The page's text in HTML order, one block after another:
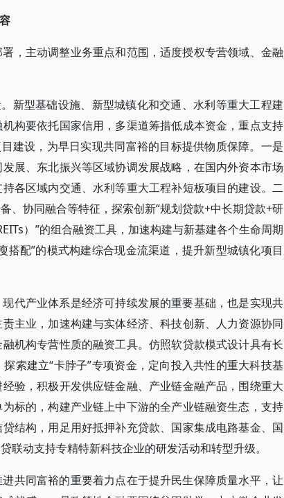
，主动调整业务重点和范围，适度授权专营领域、金融
新型基础设施、新型城镇化和交通、水利等重大工程建
构要依托国家信用，多渠道筹措低成本资金，重点支持
建设，为早日实现共同富裕的目标提供物质保障。一是
展、东北振兴等区域协调发展战略，在国内外资本市场
各区域内交通、水利等重大工程补短板项目的建设。二
、协同融合等特征，探索创新“规划贷款+中长期贷款+研
）”的组合融资工具，加速构建与新基建各个生命周期
配”的模式构建综合现金流渠道，提升新型城镇化项目
代产业体系是经济可持续发展的重要基础，也是实现共
主业，加速构建与实体经济、科技创新、人力资源协同
机构专营性质的融资工具。仿照软贷款模式设计具有长
索建立“卡脖子”专项资金，定向投入共性的重大科技基
验，积极开发供应链金融、产业链金融产品，围绕重大
标的，构建产业链上中下游的全产业链融资生态，支持
结构，用足用好抵押补充贷款、国家集成电路基金、国
联动支持专精特新科技企业的研发活动和转型升级。
共同富裕的重要着力点在于提升民生保障质量水平，让